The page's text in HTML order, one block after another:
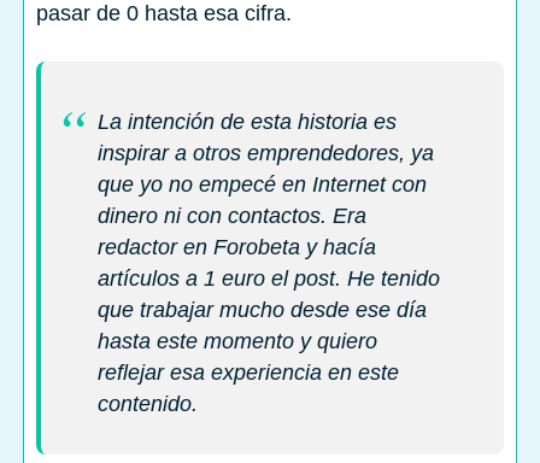
pasar de 0 hasta esa cifra.
La intención de esta historia es
inspirar a otros emprendedores, ya
que yo no empecé en Internet con
dinero ni con contactos. Era
redactor en Forobeta y hacía
artículos a 1 euro el post. He tenido
que trabajar mucho desde ese día
hasta este momento y quiero
reflejar esa experiencia en este
contenido.